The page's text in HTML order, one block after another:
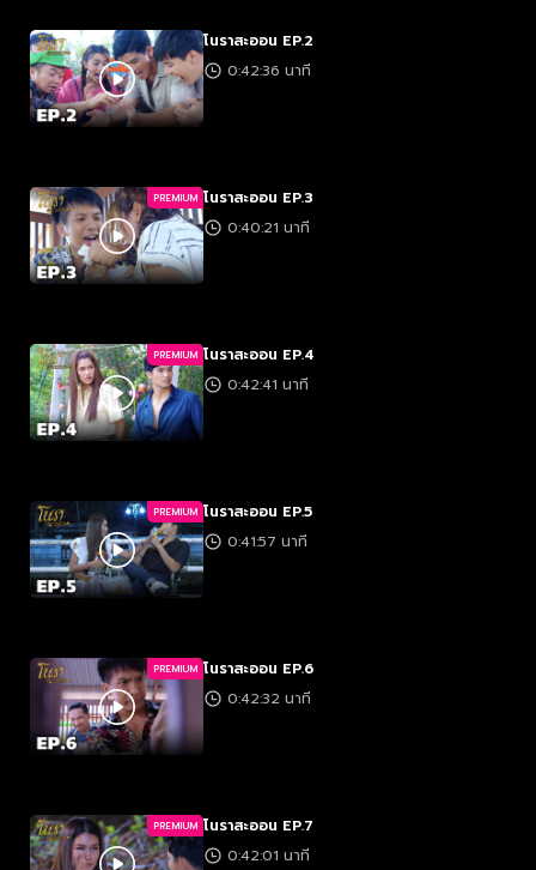
โนราสะออน EP.2
0:42:36 นาที
PREMIUM โนราสะออน EP.3
0:40:21 นาที
PREMIUM โนราสะออน EP.4
0:42:41 นาที
PREMIUM โนราสะออน EP.5
0:41:57 นาที
PREMIUM โนราสะออน EP.6
0:42:32 นาที
PREMIUM โนราสะออน EP.7
0:42:01 นาที